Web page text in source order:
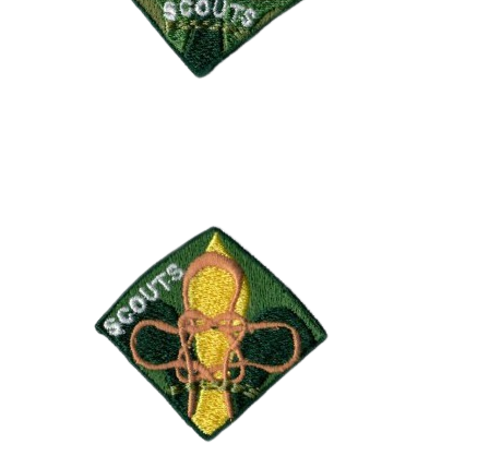
y la sección. El interés principal es que se
adapte y se convierta en un miembro más,
empezando a tomar alguna
Significa la mayor implicación real en el
trabajo por el progreso personal y
colectivo. En este período tomará una
actitud participativa y aprenderá una serie
de técnicas nuevas de forma práctica. El
nudo de trébol expresa la interrelación y el
trabajo compartido y participado que se
desarrolla en ésta etapa, en la que cada
cual juega un papel en la construcción y